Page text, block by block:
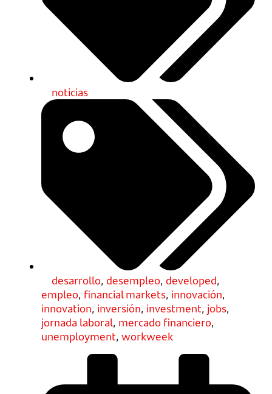
noticias
desarrollo, desempleo, developed,
empleo, financial markets, innovación,
innovation, inversión, investment, jobs,
jornada laboral, mercado financiero,
unemployment, workweek